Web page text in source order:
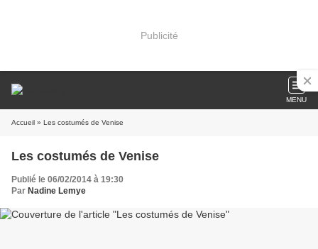
Publicité
MENU
Accueil » Les costumés de Venise
Les costumés de Venise
Publié le 06/02/2014 à 19:30
Par Nadine Lemye